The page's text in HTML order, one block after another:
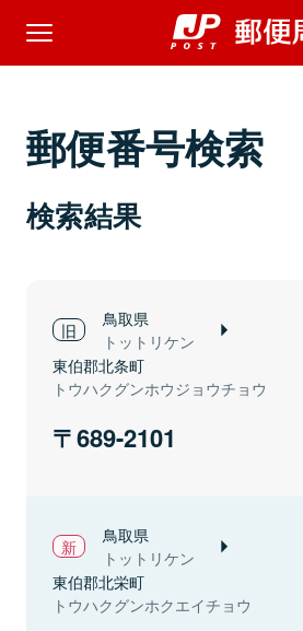
郵便番号検索
検索結果
鳥取県
トットリケン
東伯郡北条町
トウハクグンホウジョウチョウ
689-2101
鳥取県
トットリケン
東伯郡北栄町
トウハクグンホクエイチョウ